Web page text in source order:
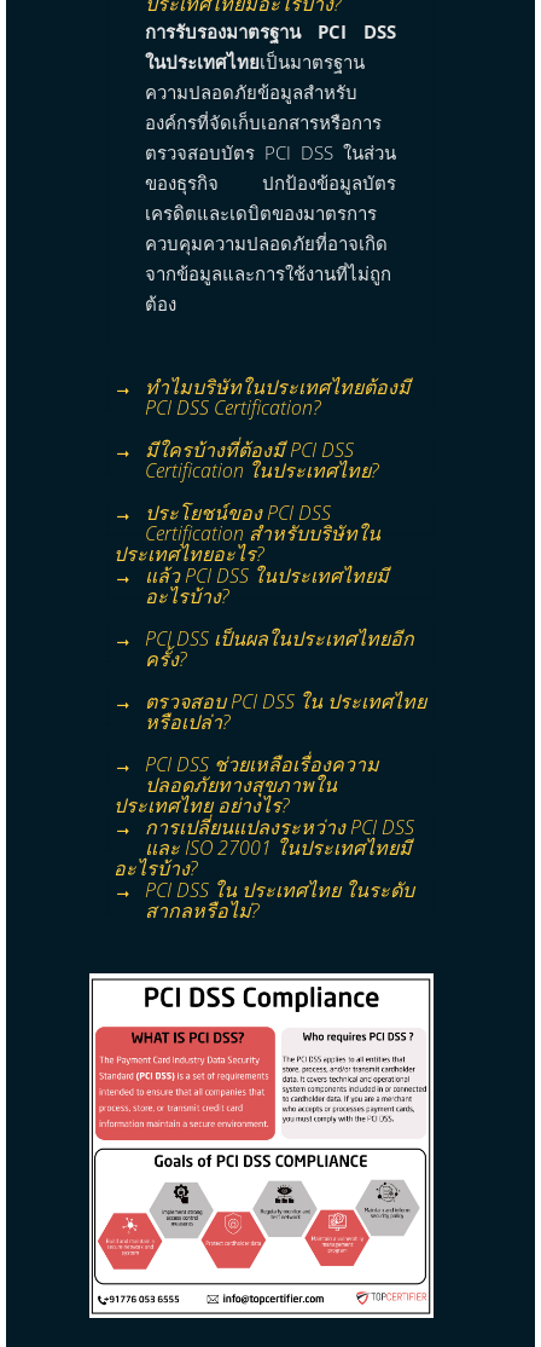
การรับรองมาตรฐาน PCI DSS
ในประเทศไทยเป็นมาตรฐาน
ความปลอดภัยข้อมูลสำหรับ
องค์กรที่จัดเก็บเอกสารหรือการ
ตรวจสอบบัตร PCI DSS ในส่วน
ของธุรกิจ ปกป้องข้อมูลบัตร
เครดิตและเดบิตของมาตรการ
ควบคุมความปลอดภัยที่อาจเกิด
จากข้อมูลและการใช้งานที่ไม่ถูก
ต้อง
ทำไมบริษัทในประเทศไทยต้องมี
PCI DSS Certification?
มีใครบ้างที่ต้องมี PCI DSS
Certification ในประเทศไทย?
ประโยชน์ของ PCI DSS
Certification สำหรับบริษัทใน
ประเทศไทยอะไร?
แล้ว PCI DSS ในประเทศไทยมี
อะไรบ้าง?
PCI DSS เป็นผลในประเทศไทยอีก
ครั้ง?
ตรวจสอบ PCI DSS ใน ประเทศไทย
หรือเปล่า?
PCI DSS ช่วยเหลือเรื่องความ
ปลอดภัยทางสุขภาพใน
ประเทศไทย อย่างไร?
การเปลี่ยนแปลงระหว่าง PCI DSS
และ ISO 27001 ในประเทศไทยมี
อะไรบ้าง?
PCI DSS ใน ประเทศไทย ในระดับ
สากลหรือไม่?